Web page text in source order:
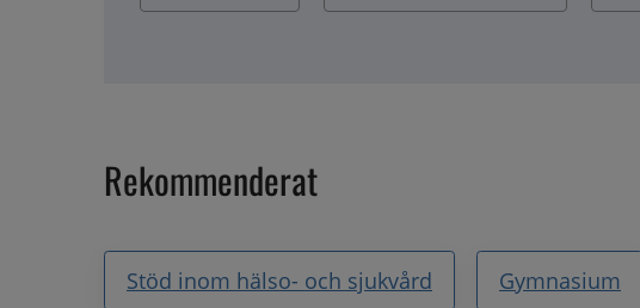
Rekommenderat
Stöd inom hälso- och sjukvård Gymnasium